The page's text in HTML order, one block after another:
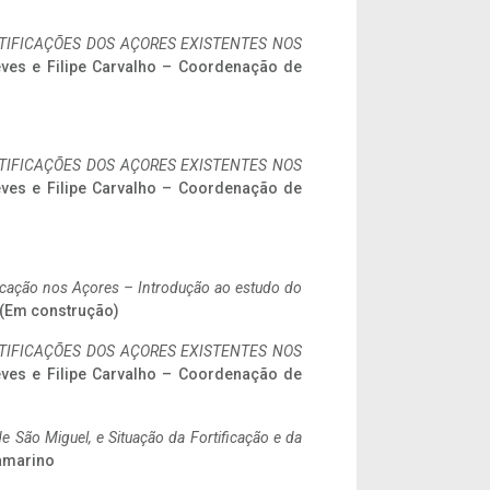
DOS AÇORES EXISTENTES NOS
e Filipe Carvalho – Coordenação de
DOS AÇORES EXISTENTES NOS
e Filipe Carvalho – Coordenação de
nos Açores – Introdução ao estudo do
construção)
DOS AÇORES EXISTENTES NOS
e Filipe Carvalho – Coordenação de
São Miguel, e Situação da Fortificação e da